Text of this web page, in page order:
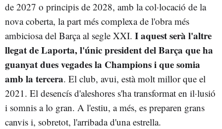
de 2027 o principis de 2028, amb la col·locació de la
nova coberta, la part més complexa de l'obra més
ambiciosa del Barça al segle XXI. I aquest serà l'altre
llegat de Laporta, l'únic president del Barça que ha
guanyat dues vegades la Champions i que somia
amb la tercera. El club, avui, està molt millor que el
2021. El desencís d'aleshores s'ha transformat en il·lusió
i somnis a lo gran. A l'estiu, a més, es preparen grans
canvis i, sobretot, l'arribada d'una estrella.